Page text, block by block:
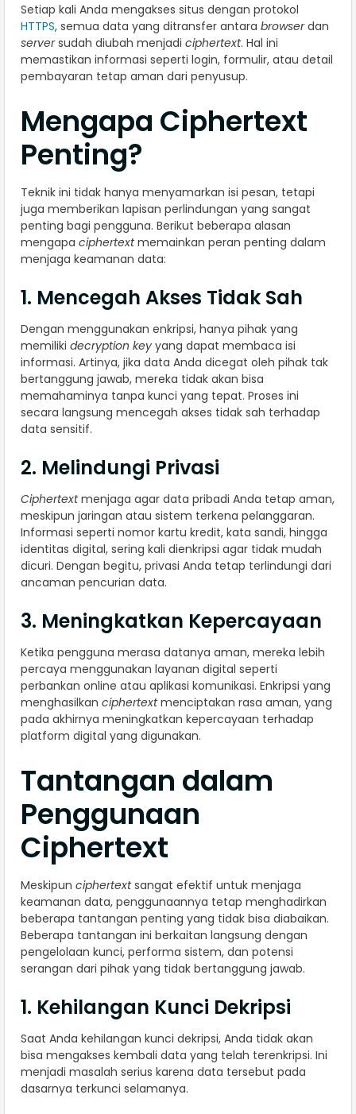
Setiap kali Anda mengakses situs dengan protokol
HTTPS, semua data yang ditransfer antara browserdan
serversudah diubah menjadi ciphertext. Hal ini
memastikan informasi seperti login, formulir, atau detail
pembayaran tetap aman dari penyusup.
Mengapa Ciphertext
Penting?
Teknik ini tidak hanya menyamarkan isi pesan, tetapi
juga memberikan lapisan perlindungan yang sangat
penting bagi pengguna. Berikut beberapa alasan
mengapa ciphertextmemainkan peran penting dalam
menjaga keamanan data:
1. Mencegah Akses Tidak Sah
Dengan menggunakan enkripsi, hanya pihak yang
memiliki decryption key yang dapat membaca isi
informasi. Artinya, jika data Anda dicegat oleh pihak tak
bertanggung jawab, mereka tidak akan bisa
memahaminya tanpa kunci yang tepat. Proses ini
secara langsung mencegah akses tidak sah terhadap
data sensitif.
2. Melindungi Privasi
Ciphertextmenjaga agar data pribadi Anda tetap aman,
meskipun jaringan atau sistem terkena pelanggaran.
Informasi seperti nomor kartu kredit, kata sandi, hingga
identitas digital, sering kali dienkripsi agar tidak mudah
dicuri. Dengan begitu, privasi Anda tetap terlindungi dari
ancaman pencurian data.
3. Meningkatkan Kepercayaan
Ketika pengguna merasa datanya aman, mereka lebih
percaya menggunakan layanan digital seperti
perbankan online atau aplikasi komunikasi. Enkripsi yang
menghasilkan ciphertextmenciptakan rasa aman, yang
pada akhirnya meningkatkan kepercayaan terhadap
platform digital yang digunakan.
Tantangan dalam
Penggunaan
Ciphertext
Meskipun ciphertextsangat efektif untuk menjaga
keamanan data, penggunaannya tetap menghadirkan
beberapa tantangan penting yang tidak bisa diabaikan.
Beberapa tantangan ini berkaitan langsung dengan
pengelolaan kunci, performa sistem, dan potensi
serangan dari pihak yang tidak bertanggung jawab.
1. Kehilangan Kunci Dekripsi
Saat Anda kehilangan kunci dekripsi, Anda tidak akan
bisa mengakses kembali data yang telah terenkripsi. Ini
menjadi masalah serius karena data tersebut pada
dasarnya terkunci selamanya.